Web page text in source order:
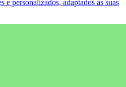
e personalizados, adaptados às suas